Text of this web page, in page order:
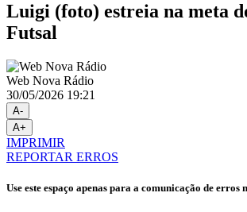
Luigi (foto) estreia na meta
Futsal
Web Nova Rádio
30/05/2026 19:21
A-
A+
IMPRIMIR
REPORTAR ERROS
Use este espaço apenas para a comunicação de erros